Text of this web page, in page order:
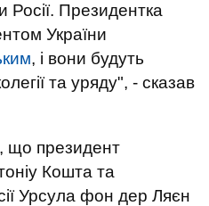
Росії. Президентка
України
, і вони будуть
та уряду", - сказав
що президент
Кошта та
Урсула фон дер Ляєн